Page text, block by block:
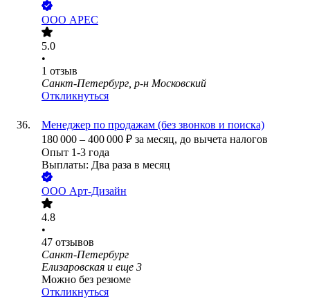
ООО АРЕС
5.0
•
1 отзыв
Санкт-Петербург, р-н Московский
Откликнуться
Менеджер по продажам (без звонков и поиска)
180 000 – 400 000 ₽ за месяц, до вычета налогов
Опыт 1-3 года
Выплаты: Два раза в месяц
ООО Арт-Дизайн
4.8
•
47 отзывов
Санкт-Петербург
Елизаровская и еще 3
Можно без резюме
Откликнуться